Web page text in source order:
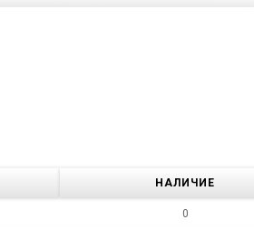
НАЛИЧИЕ
0